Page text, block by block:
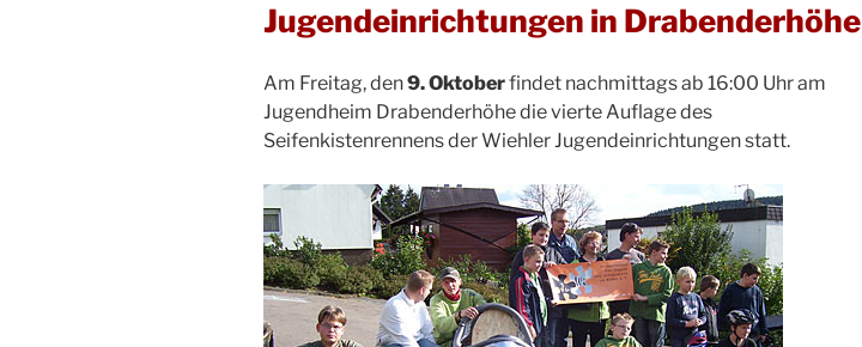
Jugendeinrichtungen in Drabenderhöhe
Am Freitag, den9. Oktoberfindet nachmittags ab 16:00 Uhr am
Jugendheim Drabenderhöhe die vierte Auflage des
Seifenkistenrennens der Wiehler Jugendeinrichtungen statt.